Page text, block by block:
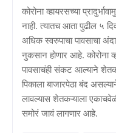
कोरोना व्हायरसच्या
नाही. त्यातच आता पुढील ५
अधिक स्वरुपाचा पावसाचा
नुकसान होणार आहे. कोरोना
पावसाचंही संकट आल्याने
पिकाला बाजारपेठा बंद
लावल्यास शेतकऱ्याला
समोरं जावं लागणार आहे.